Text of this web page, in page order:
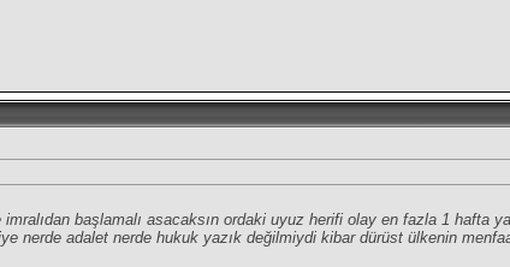
başlamalı asacaksın ordaki uyuz herifi olay en fazla 1 hafta
nerde adalet nerde hukuk yazık değilmiydi kibar dürüst ülkenin